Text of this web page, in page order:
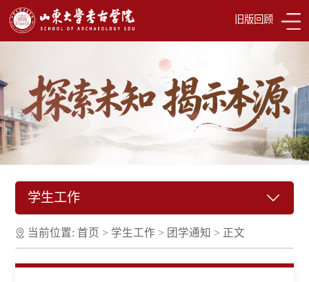
旧版回顾
学生工作
当前位置:首页 > 学生工作 > 团学通知 > 正文